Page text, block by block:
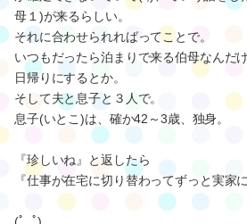
香りがすごい(*´-`)
鼻からも攻めてきてるね(笑)
一気に主役が前面に躍り出てきたって感
2020.08.03 17:54
母から電話。
今のところ、お盆に墓参りで帰る予定な
が確定できないでいて(¨;)、ていう話をし